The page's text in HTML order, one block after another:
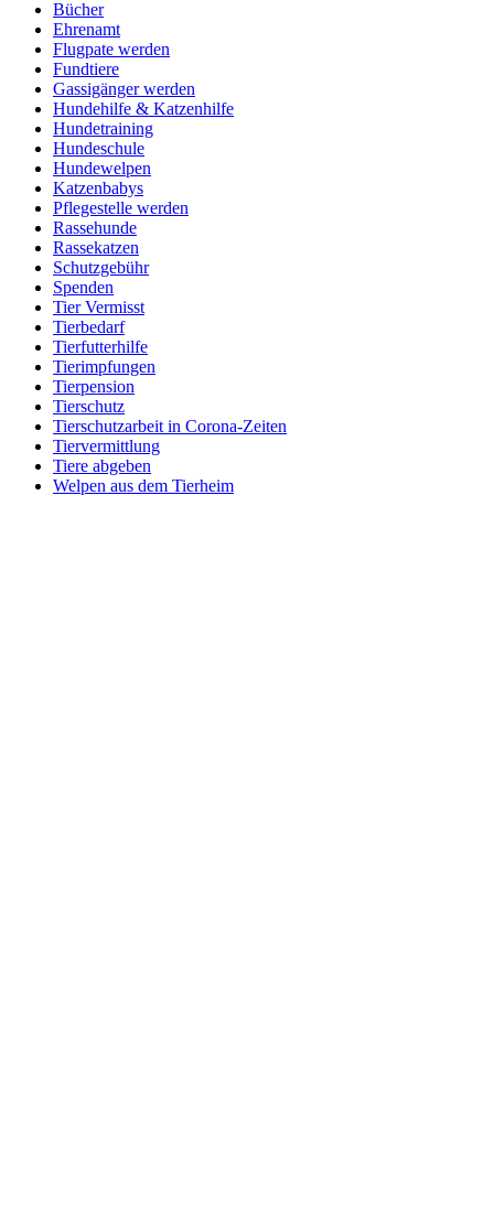
Bücher
Ehrenamt
Flugpate werden
Fundtiere
Gassigänger werden
Hundehilfe & Katzenhilfe
Hundetraining
Hundeschule
Hundewelpen
Katzenbabys
Pflegestelle werden
Rassehunde
Rassekatzen
Schutzgebühr
Spenden
Tier Vermisst
Tierbedarf
Tierfutterhilfe
Tierimpfungen
Tierpension
Tierschutz
Tierschutzarbeit in Corona-Zeiten
Tiervermittlung
Tiere abgeben
Welpen aus dem Tierheim